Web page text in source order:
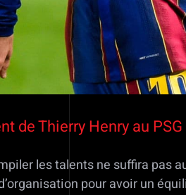
de Thierry Henry au PSG
les talents ne suffira pas
pour avoir un